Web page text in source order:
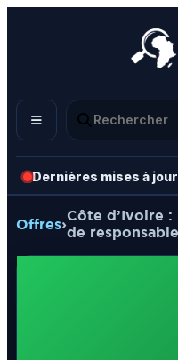
Dernières mises à
Offres›
Côte d’Ivoire
de